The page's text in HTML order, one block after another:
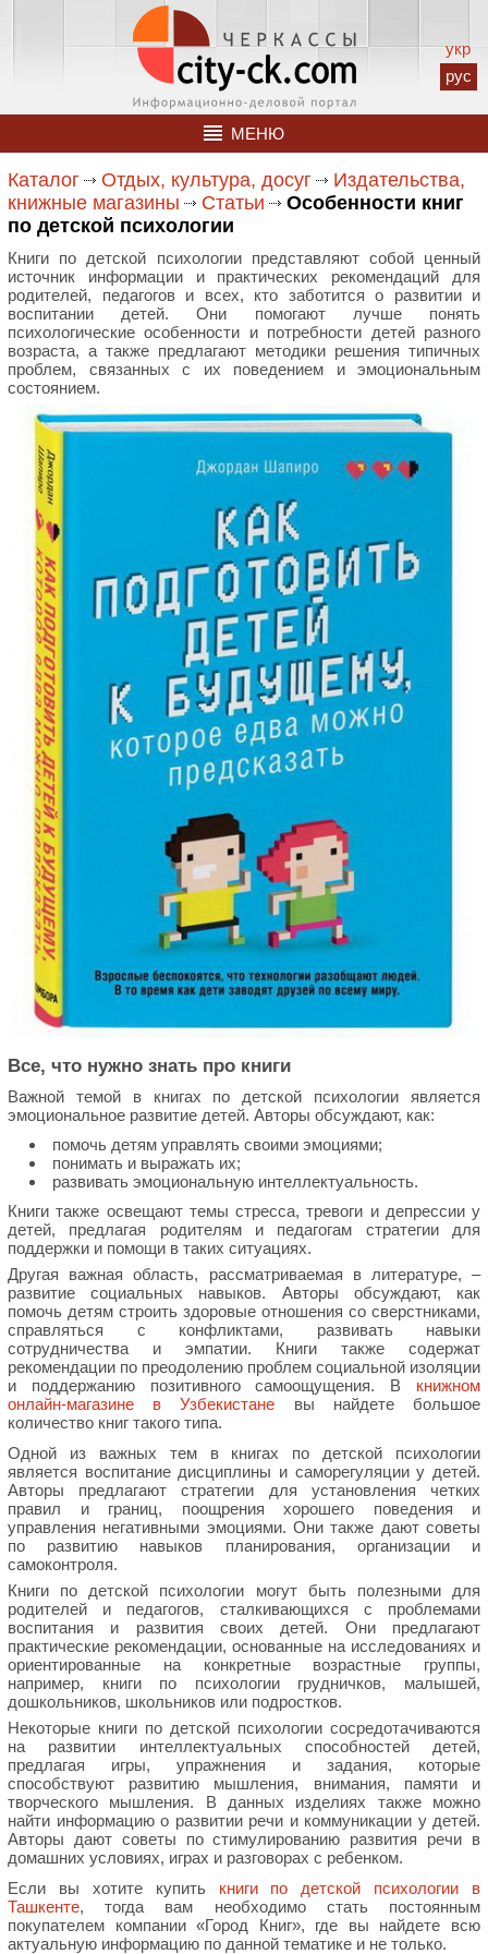
укр
рус
МЕНЮ
Каталог Отдых, культура, досуг
Издательства,
книжные магазины
Статьи
Особенности книг
по детской психологии
Книги по детской психологии представляют собой ценный
источник информации и практических рекомендаций для
родителей, педагогов и всех, кто заботится о развитии и
воспитании детей. Они помогают лучше понять
психологические особенности и потребности детей разного
возраста, а также предлагают методики решения типичных
проблем, связанных с их поведением и эмоциональным
состоянием.
Все, что нужно знать про книги
Важной темой в книгах по детской психологии является
эмоциональное развитие детей. Авторы обсуждают, как:
помочь детям управлять своими эмоциями;
понимать и выражать их;
развивать эмоциональную интеллектуальность.
Книги также освещают темы стресса, тревоги и депрессии у
детей, предлагая родителям и педагогам стратегии для
поддержки и помощи в таких ситуациях.
Другая важная область, рассматриваемая в литературе, –
развитие социальных навыков. Авторы обсуждают, как
помочь детям строить здоровые отношения со сверстниками,
справляться с конфликтами, развивать навыки
сотрудничества и эмпатии. Книги также содержат
рекомендации по преодолению проблем социальной изоляции
и поддержанию позитивного самоощущения. В книжном
онлайн-магазине в Узбекистане вы найдете большое
количество книг такого типа.
Одной из важных тем в книгах по детской психологии
является воспитание дисциплины и саморегуляции у детей.
Авторы предлагают стратегии для установления четких
правил и границ, поощрения хорошего поведения и
управления негативными эмоциями. Они также дают советы
по развитию навыков планирования, организации и
самоконтроля.
Книги по детской психологии могут быть полезными для
родителей и педагогов, сталкивающихся с проблемами
воспитания и развития своих детей. Они предлагают
практические рекомендации, основанные на исследованиях и
ориентированные на конкретные возрастные группы,
например, книги по психологии грудничков, малышей,
дошкольников, школьников или подростков.
Некоторые книги по детской психологии сосредотачиваются
на развитии интеллектуальных способностей детей,
предлагая игры, упражнения и задания, которые
способствуют развитию мышления, внимания, памяти и
творческого мышления. В данных изделиях также можно
найти информацию о развитии речи и коммуникации у детей.
Авторы дают советы по стимулированию развития речи в
домашних условиях, играх и разговорах с ребенком.
Если вы хотите купить книги по детской психологии в
Ташкенте, тогда вам необходимо стать постоянным
покупателем компании «Город Книг», где вы найдете всю
актуальную информацию по данной тематике и не только.